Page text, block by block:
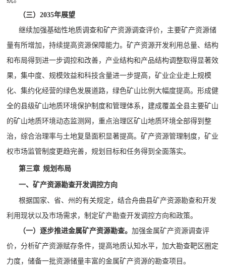
（三）2035年展望
继续加强基础性地质调查和矿产资源调查评价，主要矿产资源储
量有所增加，持续提高资源保障能力。矿产资源开发利用总量、结构
和布局得到进一步调控和改善，产业结构和产品结构调整取得显著效
果，集中度、规模效益和科技含量进一步提高，矿业企业走上规模
化、集约化经营的绿色发展道路，绿色矿山比例大幅度提高。形成健
全的县级矿山地质环境保护制度和管理体系，建成覆盖全县主要矿山
的矿山地质环境动态监测网，重点治理区矿山地质环境全部得到整
治，综合治理率与土地复垦面积显著提高。矿产资源管理制度，矿业
权市场监管制度更趋完善，规划目标和任务得到全面落实。
第三章 规划布局
一、矿产资源勘查开发调控方向
根据国家、省、州的有关规定，结合舟曲县矿产资源勘查和开发
利用现状以及市场需求，制定矿产勘查开发调控方向和政策。
（一）逐步推进金属矿产资源勘查。加强金属矿产资源调查评
价，分析矿产资源赋存条件，提高地质认知水平，加大勘查靶区圈定
力度，储备一批资源储量丰富的金属矿产资源的勘查项目。